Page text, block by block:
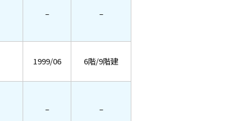
– –
1999/06 6階/9階建
– –